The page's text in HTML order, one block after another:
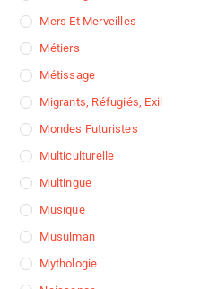
Mers Et Merveilles
Métiers
Métissage
Migrants, Réfugiés, Exil
Mondes Futuristes
Multiculturelle
Multingue
Musique
Musulman
Mythologie